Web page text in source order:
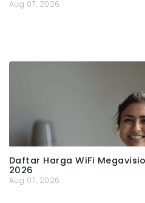
Aug 07, 2026
Daftar Harga WiFi
2026
Aug 07, 2026